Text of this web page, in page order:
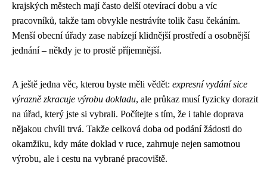
krajských městech mají často delší otevírací dobu a víc
pracovníků, takže tam obvykle nestrávíte tolik času čekáním.
Menší obecní úřady zase nabízejí klidnější prostředí a osobnější
jednání – někdy je to prostě příjemnější.
A ještě jedna věc, kterou byste měli vědět: expresní vydání sice
výrazně zkracuje výrobu dokladu, ale průkaz musí fyzicky dorazit
na úřad, který jste si vybrali. Počítejte s tím, že i tahle doprava
nějakou chvíli trvá. Takže celková doba od podání žádosti do
okamžiku, kdy máte doklad v ruce, zahrnuje nejen samotnou
výrobu, ale i cestu na vybrané pracoviště.